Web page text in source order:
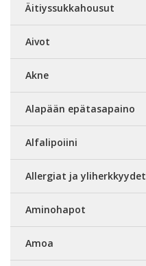
Äitiyssukkahousut
Aivot
Akne
Alapään epätasapaino
Alfalipoiini
Allergiat ja yliherkkyydet
Aminohapot
Amoa